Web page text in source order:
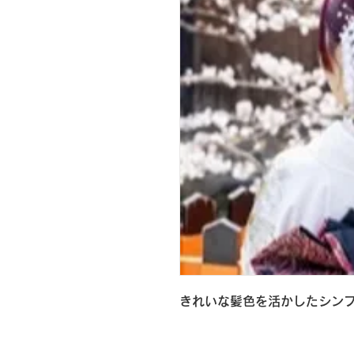
きれいな髪色を活かしたシン